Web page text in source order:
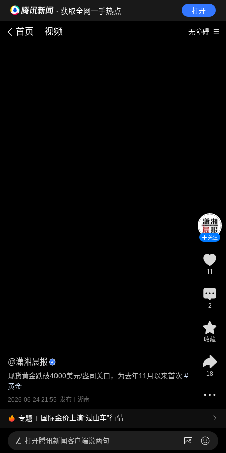
· 获取全网一手热点 打开
首页 视频 无障碍
@潇湘晨报
现货黄金跌破4000美元/盎司关口，为去年11月以来首次 #
黄金
2026-06-24 21:55 发布于湖南
专题 国际金价上演“过山车”行情
关注
11
2
收藏
18
打开腾讯新闻客户端说两句